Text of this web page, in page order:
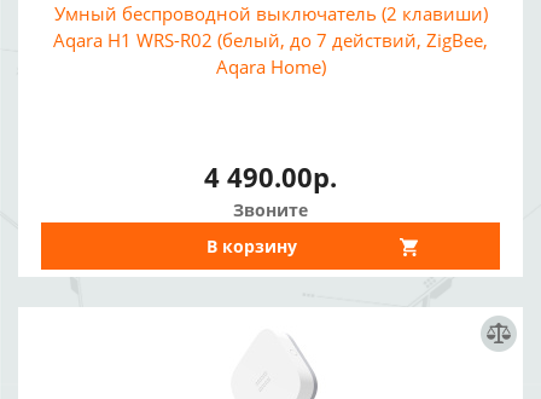
Умный беспроводной выключатель (2 клавиши)
Aqara H1 WRS-R02 (белый, до 7 действий, ZigBee,
Aqara Home)
4 490.00р.
Звоните
В корзину